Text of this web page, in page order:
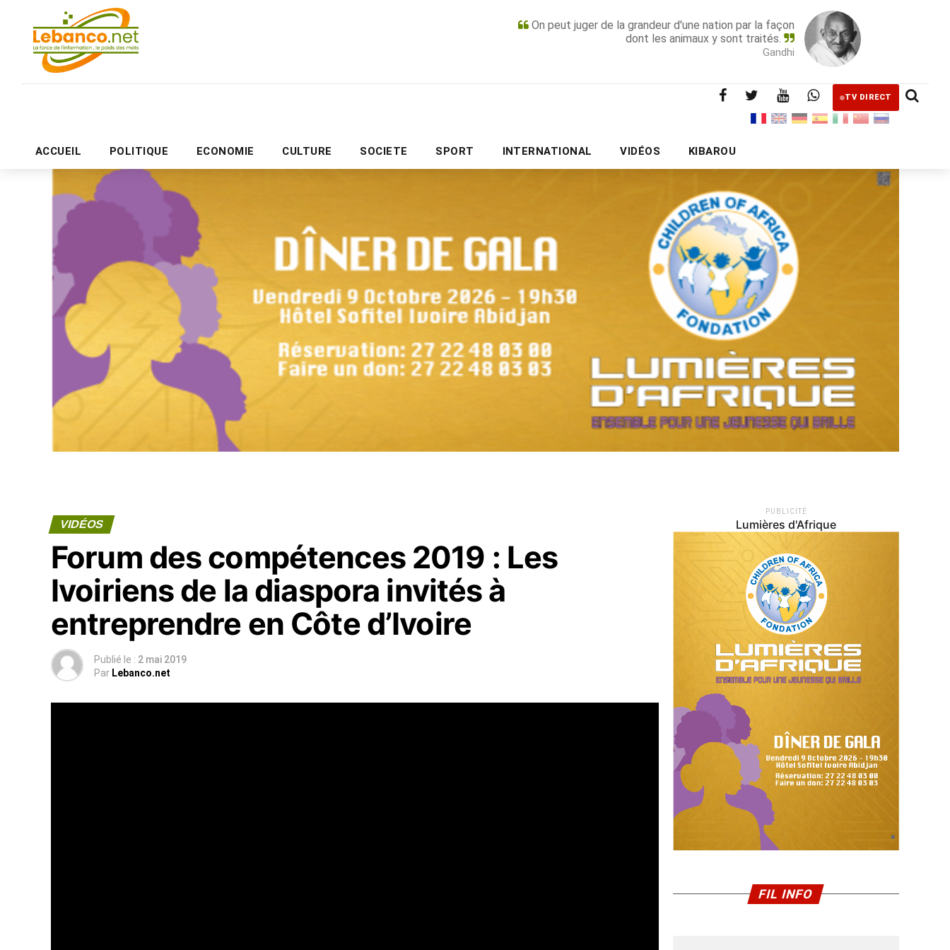
On peut juger de la grandeur d'une nation par la façon
dont les animaux y sont traités.
Gandhi
TV DIRECT
ACCUEIL POLITIQUE ECONOMIE CULTURE SOCIETE SPORT INTERNATIONAL VIDÉOS KIBAROU
PUBLICITÉ
VIDÉOS
Forum des compétences 2019 : Les
Ivoiriens de la diaspora invités à
entreprendre en Côte d’Ivoire
Publié le : 2 mai 2019
Par Lebanco.net
PUBLICITÉ
Lumières d'Afrique
FIL INFO